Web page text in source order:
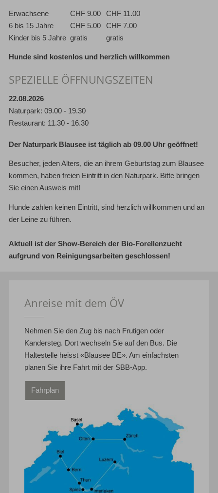
Erwachsene CHF 9.00
CHF 11.00
6 bis 15 Jahre
CHF 5.00
CHF 7.00
Kinder bis 5 Jahre gratis gratis
Hunde sind kostenlos und herzlich willkommen
SPEZIELLE ÖFFNUNGSZEITEN
22.08.2026
Naturpark: 09.00 - 19.30
Restaurant: 11.30 - 16.30
Der Naturpark Blausee ist täglich ab 09.00 Uhr geöffnet!
Besucher, jeden Alters, die an ihrem Geburtstag zum Blausee
kommen, haben freien Eintritt in den Naturpark. Bitte bringen
Sie einen Ausweis mit!
Hunde zahlen keinen Eintritt, sind herzlich willkommen und an
der Leine zu führen.
Aktuell ist der Show-Bereich der Bio-Forellenzucht
aufgrund von Reinigungsarbeiten geschlossen!
Anreise mit dem ÖV
Nehmen Sie den Zug bis nach Frutigen oder
Kandersteg. Dort wechseln Sie auf den Bus. Die
Haltestelle heisst «Blausee BE». Am einfachsten
planen Sie ihre Fahrt mit der SBB-App.
Fahrplan